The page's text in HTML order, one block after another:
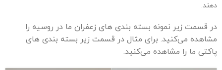
دهند.
در قسمت زیر نمونه بسته بندی های زعفران ما در روسیه را
مشاهده می‌کنید. برای مثال در قسمت زیر بسته بندی های
پاکتی ما را مشاهده می‌کنید.